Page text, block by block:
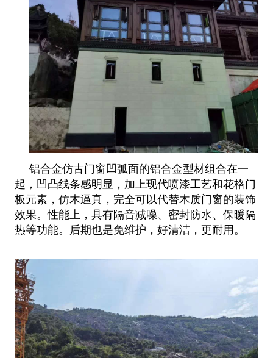
铝合金仿古门窗凹弧面的铝合金型材组合在一
起，凹凸线条感明显，加上现代喷漆工艺和花格门
板元素，仿木逼真，完全可以代替木质门窗的装饰
效果。性能上，具有隔音减噪、密封防水、保暖隔
热等功能。后期也是免维护，好清洁，更耐用。